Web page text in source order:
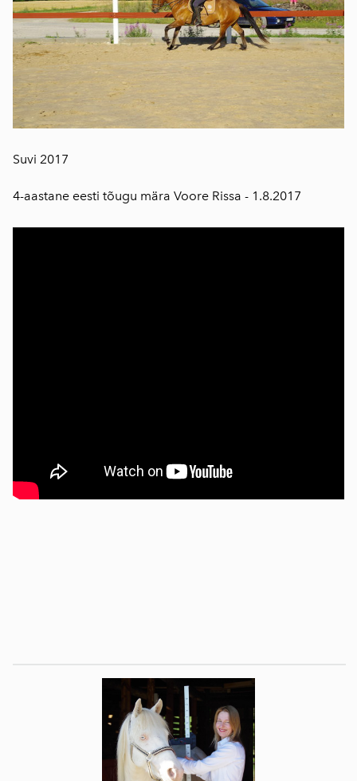
Suvi 2017
4-aastane eesti tõugu mära Voore Rissa - 1.8.2017